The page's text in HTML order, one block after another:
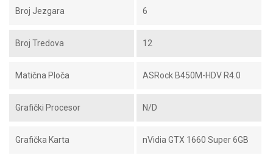
Broj Jezgara 6
Broj Tredova 12
Matična Ploča ASRock B450M-HDV R4.0
Grafički Procesor N/D
Grafička Karta nVidia GTX 1660 Super 6GB